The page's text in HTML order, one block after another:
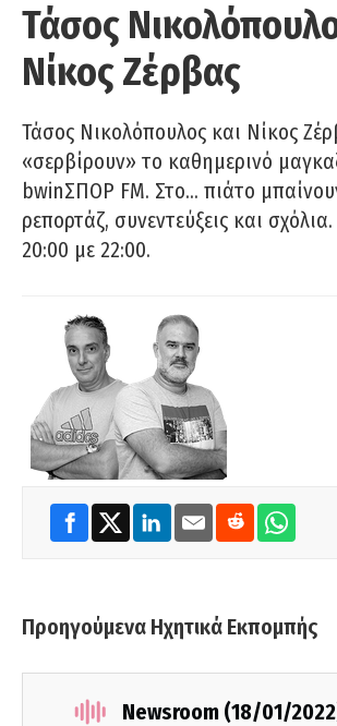
Τάσος
Νίκος Ζέρβας
Τάσος Νικολόπουλος και Νίκος
«σερβίρουν» το καθημερινό
bwinΣΠΟΡ FM. Στο… πιάτο
ρεπορτάζ, συνεντεύξεις και
20:00 με 22:00.
Προηγούμενα Ηχητικά Εκπομπής
Newsroom (18/01/